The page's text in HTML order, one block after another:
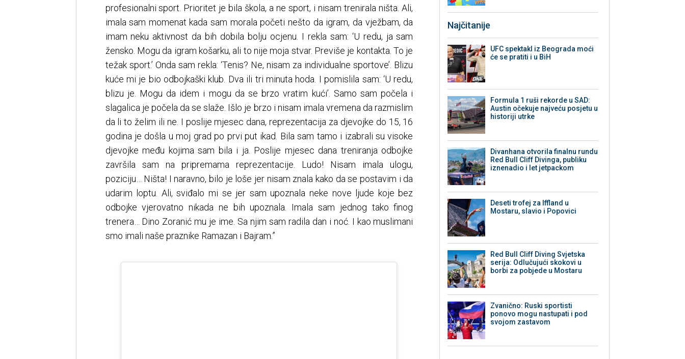
profesionalni sport. Prioritet je bila škola, a ne sport, i nisam trenirala ništa. Ali,
imala sam momenat kada sam morala početi nešto da igram, da vježbam, da
imam neku aktivnost da bih dobila bolju ocjenu. I rekla sam: ‘U redu, ja sam
žensko. Mogu da igram košarku, ali to nije moja stvar. Previše je kontakta. To je
težak sport.’ Onda sam rekla: ‘Tenis? Ne, nisam za individualne sportove’. Blizu
kuće mi je bio odbojkaški klub. Dva ili tri minuta hoda. I pomislila sam: ‘U redu,
blizu je. Mogu da idem i mogu da se brzo vratim kući’. Samo sam počela i
slagalica je počela da se slaže. Išlo je brzo i nisam imala vremena da razmislim
da li to želim ili ne. I poslije mjesec dana, reprezentacija za djevojke do 15, 16
godina je došla u moj grad po prvi put ikad. Bila sam tamo i izabrali su visoke
djevojke među kojima sam bila i ja. Poslije mjesec dana treniranja odbojke
završila sam na pripremama reprezentacije. Ludo! Nisam imala ulogu,
poziciju… Ništa! I naravno, bilo je loše jer nisam znala kako da se postavim i da
udarim loptu. Ali, sviđalo mi se jer sam upoznala neke nove ljude koje bez
odbojke vjerovatno nikada ne bih upoznala. Imala sam jednog tako finog
trenera… Dino Zoranić mu je ime. Sa njim sam radila dan i noć. I kao muslimani
smo imali naše praznike Ramazan i Bajram.”
Najčitanije
UFC spektakl iz Beograda moći
će se pratiti i u BiH
Formula 1 ruši rekorde u SAD:
Austin očekuje najveću posjetu u
historiji utrke
Divanhana otvorila finalnu rundu
Red Bull Cliff Divinga, publiku
iznenadio i let jetpackom
Deseti trofej za Iffland u
Mostaru, slavio i Popovici
Red Bull Cliff Diving Svjetska
serija: Odlučujući skokovi u
borbi za pobjede u Mostaru
Zvanično: Ruski sportisti
ponovo mogu nastupati i pod
svojom zastavom